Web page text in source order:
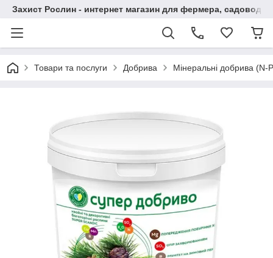
Захист Рослин - интернет магазин для фермера,
Товари та послуги Добрива Мінеральні добрива (N-